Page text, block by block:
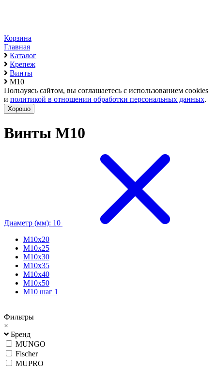
Корзина
Главная
Каталог
Крепеж
Винты
М10
Пользуясь сайтом, вы соглашаетесь с использованием cookies
и политикой в отношении обработки персональных данных.
Хорошо
Винты М10
Диаметр (мм): 10
М10х20
М10х25
М10х30
М10х35
М10х40
М10х50
М10 шаг 1
Фильтры
×
Бренд
MUNGO
Fischer
MUPRO